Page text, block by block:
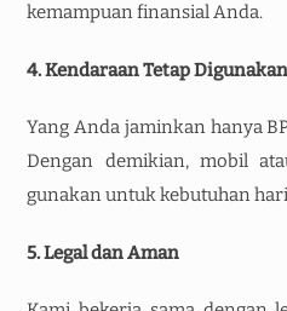
kemampuan finansial Anda.
4. Kendaraan Tetap Digunakan
Yang Anda jaminkan hanya
Dengan demikian, mobil
gunakan untuk kebutuhan
5. Legal dan Aman